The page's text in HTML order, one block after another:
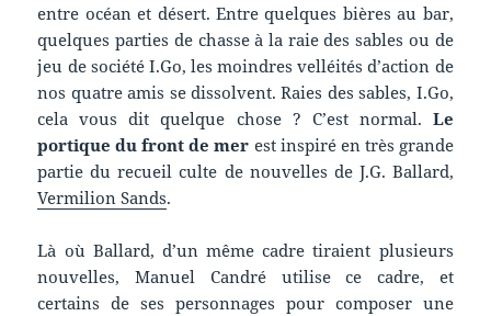
entre océan et désert. Entre quelques bières au bar,
quelques parties de chasse à la raie des sables ou de
jeu de société I.Go, les moindres velléités d’action de
nos quatre amis se dissolvent. Raies des sables, I.Go,
cela vous dit quelque chose ? C’est normal. Le
portique du front de mer est inspiré en très grande
partie du recueil culte de nouvelles de J.G. Ballard,
Vermilion Sands.
Là où Ballard, d’un même cadre tiraient plusieurs
nouvelles, Manuel Candré utilise ce cadre, et
certains de ses personnages pour composer une